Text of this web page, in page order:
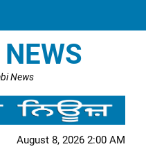
News
August 8, 2026 2:00 AM